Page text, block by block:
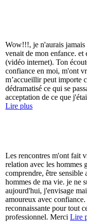
Wow!!!, je n'aurais jamais
venait de mon enfance.
(vidéo internet). Ton
confiance en moi, m'ont
m’accueillir peut importe
dédramatisé ce qui se
acceptation de ce que
Lire plus
Les rencontres m'ont fait
relation avec les hommes
comprendre, être sensible
hommes de ma vie. je ne
aujourd'hui, j'envisage
amoureux avec
reconnaissante pour tout
professionnel. Merci Lire